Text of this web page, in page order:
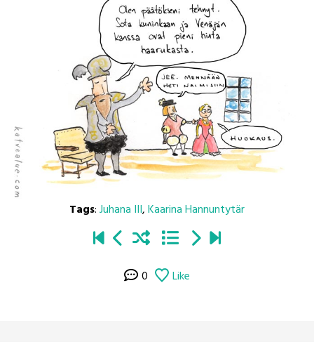
Tags:Juhana III,Kaarina Hannuntytär
0 Like